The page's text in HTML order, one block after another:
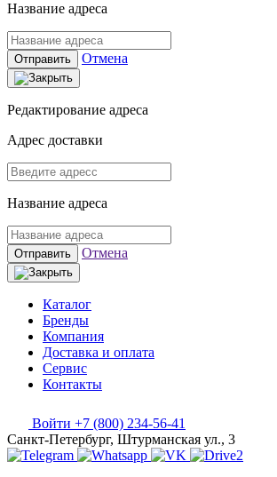
Название адреса
Отправить Отмена
Редактирование адреса
Адрес доставки
Название адреса
Отправить Отмена
Каталог
Бренды
Компания
Доставка и оплата
Сервис
Контакты
Войти +7 (800) 234-56-41
Санкт-Петербург, Штурманская ул., 3